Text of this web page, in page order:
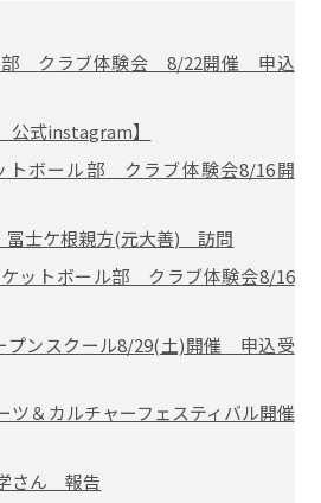
部 クラブ体験会 8/22開催 申込
公式instagram】
トボール部 クラブ体験会8/16開
冨士ケ根親方(元大善) 訪問
ットボール部 クラブ体験会8/16
ンスクール8/29(土)開催 申込受
＆カルチャーフェスティバル開催
さん 報告